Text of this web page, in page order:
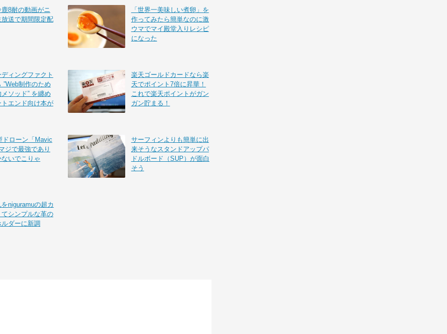
8耐の動画がニ
送で期間限定配
「世界一美味しい煮卵」を
作ってみたら簡単なのに激
ウマでマイ殿堂入りレシピ
になった
ィングファクト
”Web制作のため
ソッド” を纏め
エンド向け本が
楽天ゴールドカードなら楽
天でポイント7倍に昇華！
これで楽天ポイントがガン
ガン貯まる！
ドローン「Mavic
ジで最強であり
いでこりゃ
サーフィンよりも簡単に出
来そうなスタンドアップパ
ドルボード（SUP）が面白
そう
niguramuの超カ
シンプルな革の
ダーに新調